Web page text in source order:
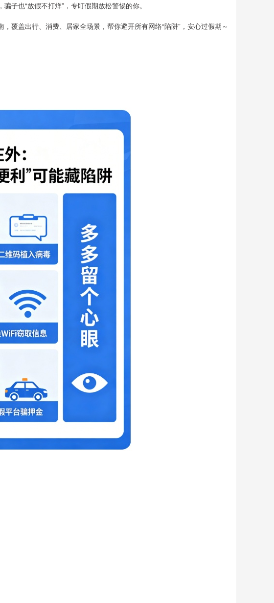
也“放假不打烊”，专盯假期放松警惕的你。
盖出行、消费、居家全场景，帮你避开所有网络“陷阱”，安心过假期～